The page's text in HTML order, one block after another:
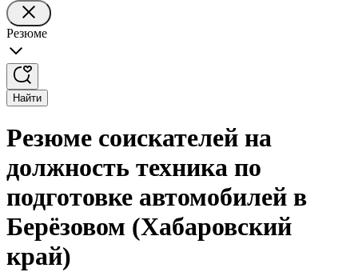
Резюме
Найти
Резюме соискателей на
должность техника по
подготовке автомобилей в
Берёзовом (Хабаровский
край)